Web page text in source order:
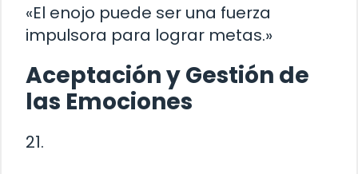
«El enojo puede ser una fuerza
impulsora para lograr metas.»
Aceptación y Gestión de
las Emociones
21.